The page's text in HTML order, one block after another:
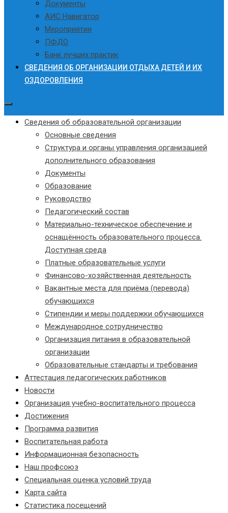
Документы
АИС Навигатор
Мероприятия
ПФДО
Банк лучших практик
СВЕДЕНИЯ ОБ ОРГАНИЗАЦИИ ОТДЫХА ДЕТЕЙ И ИХ
ОЗДОРОВЛЕНИЯ
Сведения об образовательной организации
Основные сведения
Структура и органы управления организацией
дополнительного образования
Документы
Образование
Руководство
Педагогический состав
Материально-техническое обеспечение и
оснащённость образовательного процесса.
Доступная среда
Платные образовательные услуги
Финансово-хозяйственная деятельность
Вакантные места для приёма (перевода)
обучающихся
Стипендии и меры поддержки обучающихся
Международное сотрудничество
Организация питания в образовательной
организации
Образовательные стандарты и требования
Аттестация педагогических работников
Новости
Организация учебно-воспитательного процесса
Достижения
Программа развития
Воспитательная работа
Информационная безопасность
Наш профсоюз
Специальная оценка условий труда
Карта сайта
Статистика посещений